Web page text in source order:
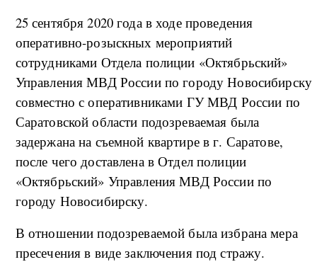
25 сентября 2020 года в ходе проведения
оперативно-розыскных мероприятий
сотрудниками Отдела полиции «Октябрьский»
Управления МВД России по городу Новосибирску
совместно с оперативниками ГУ МВД России по
Саратовской области подозреваемая была
задержана на съемной квартире в г. Саратове,
после чего доставлена в Отдел полиции
«Октябрьский» Управления МВД России по
городу Новосибирску.
В отношении подозреваемой была избрана мера
пресечения в виде заключения под стражу.